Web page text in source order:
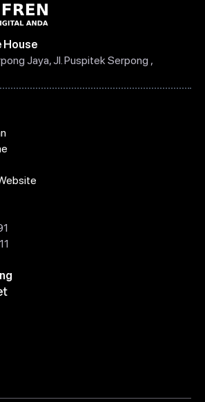
House
Jaya, Jl. Puspitek Serpong ,